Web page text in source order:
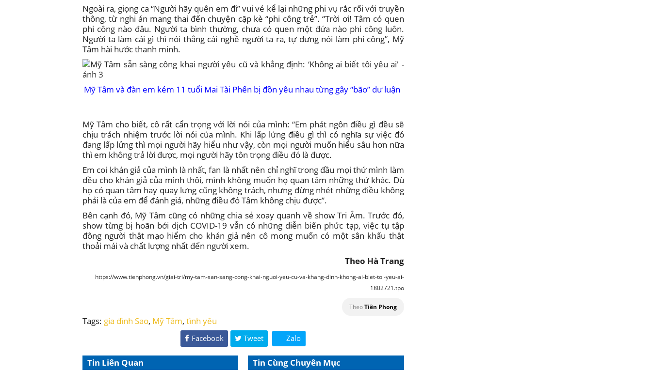
Ngoài ra, giọng ca “Người hãy quên em đi” vui vẻ kể lại những phi vụ rắc rối với truyền
thông, từ nghi án mang thai đến chuyện cặp kè “phi công trẻ”. “Trời ơi! Tâm có quen
phi công nào đâu. Người ta bình thường, chưa có quen một đứa nào phi công luôn.
Người ta làm cái gì thì nói thẳng cái nghề người ta ra, tự dưng nói làm phi công”, Mỹ
Tâm hài hước thanh minh.
Mỹ Tâm và đàn em kém 11 tuổi Mai Tài Phến bị đồn yêu nhau từng gây “bão” dư luận
Mỹ Tâm cho biết, cô rất cẩn trọng với lời nói của mình: “Em phát ngôn điều gì đều sẽ
chịu trách nhiệm trước lời nói của mình. Khi lấp lửng điều gì thì có nghĩa sự việc đó
đang lấp lửng thì mọi người hãy hiểu như vậy, còn mọi người muốn hiểu sâu hơn nữa
thì em không trả lời được, mọi người hãy tôn trọng điều đó là được.
Em coi khán giả của mình là nhất, fan là nhất nên chỉ nghĩ trong đầu mọi thứ mình làm
đều cho khán giả của mình thôi, mình không muốn họ quan tâm những thứ khác. Dù
họ có quan tâm hay quay lưng cũng không trách, nhưng đừng nhét những điều không
phải là của em để đánh giá, những điều đó Tâm không chịu được”.
Bên cạnh đó, Mỹ Tâm cũng có những chia sẻ xoay quanh về show Tri Âm. Trước đó,
show từng bị hoãn bởi dịch COVID-19 vẫn có những diễn biến phức tạp, việc tụ tập
đông người thật mạo hiểm cho khán giả nên cô mong muốn có một sân khấu thật
thoải mái và chất lượng nhất đến người xem.
Theo Hà Trang
https://www.tienphong.vn/giai-tri/my-tam-san-sang-cong-khai-nguoi-yeu-cu-va-khang-dinh-khong-ai-biet-toi-yeu-ai-
1802721.tpo
TheoTiền Phong
Tags: gia đình Sao, Mỹ Tâm, tình yêu
Facebook Tweet Zalo
Tin Liên Quan
Tin Cùng Chuyên Mục